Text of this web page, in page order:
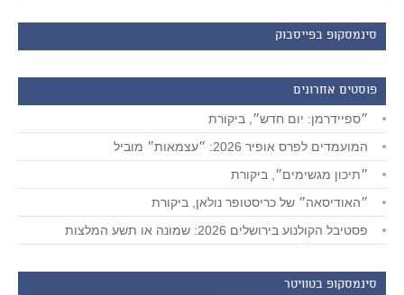
סינמסקופ בפייסבוק
פוסטים אחרונים
״ספיידרמן: יום חדש״, ביקורת
המועמדים לפרס אופיר 2026: ״עצמאות״ מוביל
״תיכון מגשימים״, ביקורת
״האודיסאה״ של כריסטופר נולאן, ביקורת
פסטיבל הקולנוע בירושלים 2026: שמונה או תשע המלצות
סינמסקופ בטוויטר